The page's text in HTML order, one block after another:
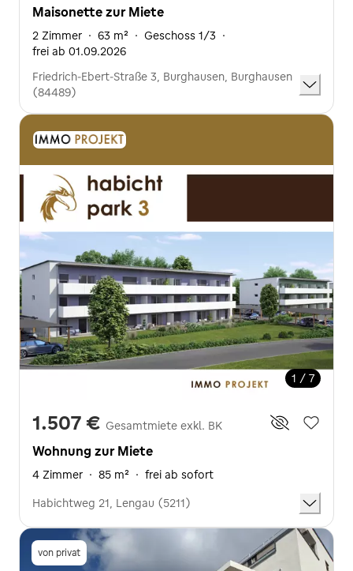
Maisonette zur Miete
2 Zimmer · 63 m² · Geschoss 1/3 ·
frei ab 01.09.2026
Friedrich-Ebert-Straße 3, Burghausen, Burghausen
(84489)
1 / 7
1.507 € Gesamtmiete exkl. BK
Wohnung zur Miete
4 Zimmer · 85 m² · frei ab sofort
Habichtweg 21, Lengau (5211)
von privat